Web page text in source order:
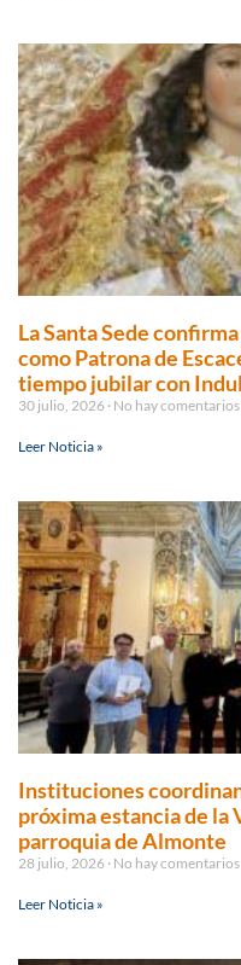
La Santa Sede
como Patrona de
tiempo jubilar con
30 julio, 2026 No hay comentarios
Leer Noticia »
Instituciones
próxima estancia de la
parroquia de Almonte
28 julio, 2026 No hay comentarios
Leer Noticia »